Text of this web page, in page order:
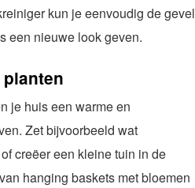
kun je eenvoudig de gevel
een nieuwe look geven.
je huis een warme en
Zet bijvoorbeeld wat
creëer een kleine tuin in de
hanging baskets met bloemen